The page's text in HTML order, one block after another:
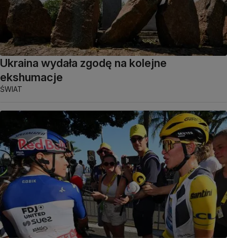
Ukraina wydała zgodę na kolejne
ekshumacje
ŚWIAT